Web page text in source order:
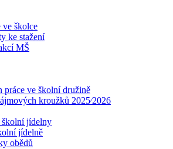
ve školce
ke stažení
MŠ
práce ve školní družině
kroužků 2025⁄2026
školní jídelny
jídelně
obědů